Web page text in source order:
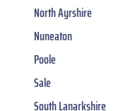
North Ayrshire
Nuneaton
Poole
Sale
South Lanarkshire